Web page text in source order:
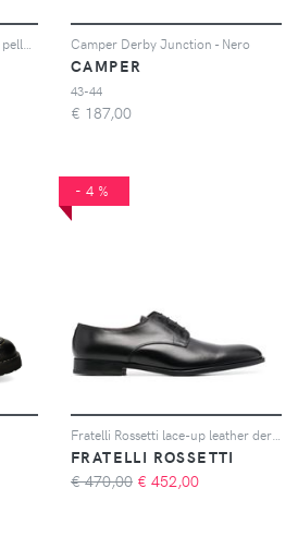
Camper Derby Junction - Nero
CAMPER
43-44
€ 187,00
-4%
FRATELLI ROSSETTI
€ 470,00 € 452,00